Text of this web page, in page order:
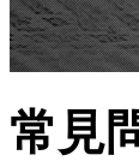
常見